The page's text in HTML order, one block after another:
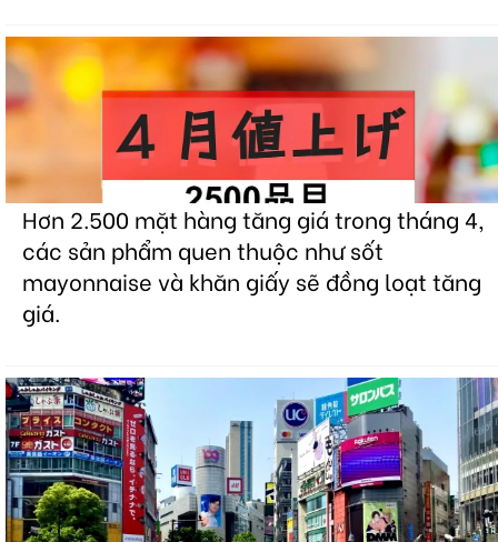
Hơn 2.500 mặt hàng tăng giá trong tháng 4,
các sản phẩm quen thuộc như sốt
mayonnaise và khăn giấy sẽ đồng loạt tăng
giá.